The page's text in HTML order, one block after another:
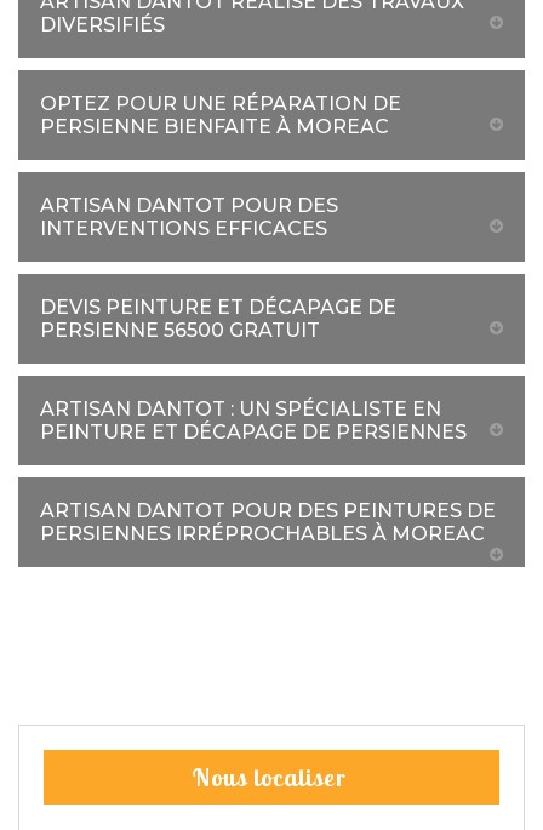
DIVERSIFIÉS
OPTEZ POUR UNE RÉPARATION DE
PERSIENNE BIENFAITE À MOREAC
ARTISAN DANTOT POUR DES
INTERVENTIONS EFFICACES
DEVIS PEINTURE ET DÉCAPAGE DE
PERSIENNE 56500 GRATUIT
ARTISAN DANTOT : UN SPÉCIALISTE EN
PEINTURE ET DÉCAPAGE DE PERSIENNES
ARTISAN DANTOT POUR DES PEINTURES DE
PERSIENNES IRRÉPROCHABLES À MOREAC
Nous localiser